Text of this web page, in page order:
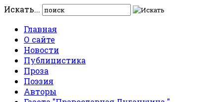
Искать...
Главная
О сайте
Новости
Публицистика
Проза
Поэзия
Авторы